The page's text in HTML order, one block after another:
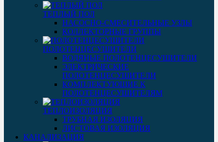
ТЕПЛЫЙ ПОЛ
НАСОСНО-СМЕСИТЕЛЬНЫЕ УЗЛЫ
КОЛЛЕКТОРНЫЕ ГРУППЫ
ПОЛОТЕНЦЕСУШИТЕЛИ
ВОДЯНЫЕ ПОЛОТЕНЦЕСУШИТЕЛИ
ЭЛЕКТРИЧЕСКИЕ
ПОЛОТЕНЦЕСУШИТЕЛИ
КОМПЛЕКТУЮЩИЕ К
ПОЛОТЕНЦЕСУШИТЕЛЯМ
ТЕПЛОИЗОЛЯЦИЯ
ТРУБНАЯ ИЗОЛЯЦИЯ
ЛИСТОВАЯ ИЗОЛЯЦИЯ
КАНАЛИЗАЦИЯ